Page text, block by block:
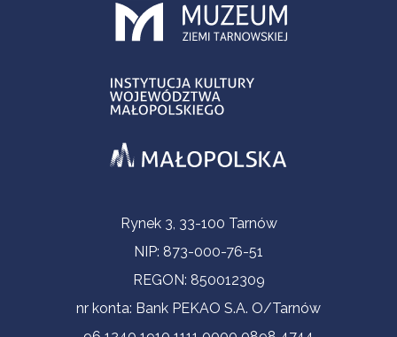
Informacje kontaktoweRynek 3, 33-100 Tarnów
NIP: 873-000-76-51
REGON: 850012309
nr konta: Bank PEKAO S.A. O/Tarnów